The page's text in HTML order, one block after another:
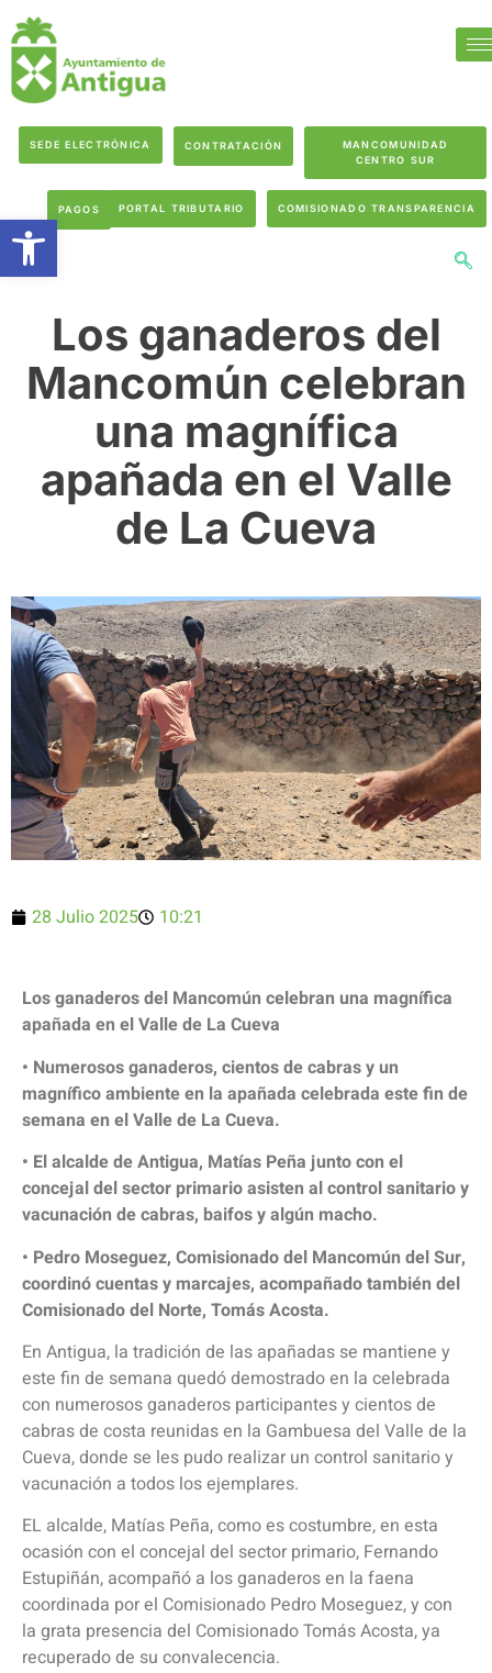
SEDE ELECTRÓNICA CONTRATACIÓN
MANCOMUNIDAD
CENTRO SUR
PAGOS PORTAL TRIBUTARIO COMISIONADO TRANSPARENCIA
Los ganaderos del
Mancomún celebran
una magnífica
apañada en el Valle
de La Cueva
28 Julio 2025 10:21
Los ganaderos del Mancomún celebran una magnífica
apañada en el Valle de La Cueva
• Numerosos ganaderos, cientos de cabras y un
magnífico ambiente en la apañada celebrada este fin de
semana en el Valle de La Cueva.
• El alcalde de Antigua, Matías Peña junto con el
concejal del sector primario asisten al control sanitario y
vacunación de cabras, baifos y algún macho.
• Pedro Moseguez, Comisionado del Mancomún del Sur,
coordinó cuentas y marcajes, acompañado también del
Comisionado del Norte, Tomás Acosta.
En Antigua, la tradición de las apañadas se mantiene y
este fin de semana quedó demostrado en la celebrada
con numerosos ganaderos participantes y cientos de
cabras de costa reunidas en la Gambuesa del Valle de la
Cueva, donde se les pudo realizar un control sanitario y
vacunación a todos los ejemplares.
EL alcalde, Matías Peña, como es costumbre, en esta
ocasión con el concejal del sector primario, Fernando
Estupiñán, acompañó a los ganaderos en la faena
coordinada por el Comisionado Pedro Moseguez, y con
la grata presencia del Comisionado Tomás Acosta, ya
recuperado de su convalecencia.
Abrir barra de herramientas